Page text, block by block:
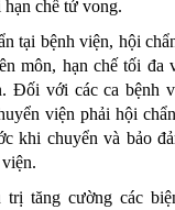
chế tử vong.
tại bệnh viện, hội
môn, hạn chế tối đa
Đối với các ca bệnh
viện phải hội
khi chuyển và bảo
trị tăng cường các